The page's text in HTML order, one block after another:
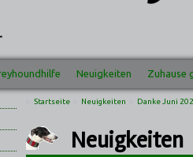
Neuigkeiten Zuhause
Startseite Neuigkeiten Danke Juni
Neuigkeiten